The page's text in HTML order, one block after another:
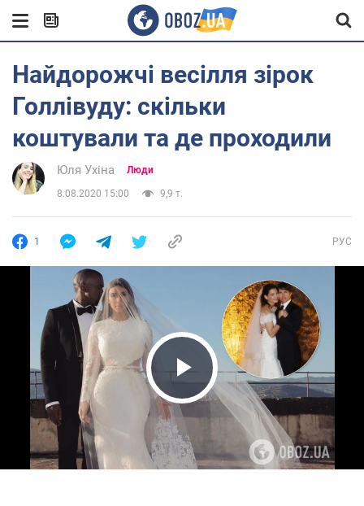
Найдорожчі весілля зірок
Голлівуду: скільки
коштували та де проходили
Юля Ухіна Люди
8.08.2020 15:00 9,9 т.
1 РУС
Play Video